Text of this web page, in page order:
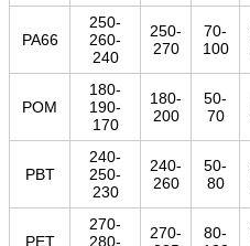
PA66
250-
260-
240
250-
270
70-
100
POM
180-
190-
170
180-
200
50-
70
PBT
240-
250-
230
240-
260
50-
80
PET
270-
280-
270-
80-